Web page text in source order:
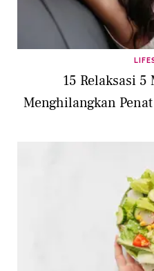
15 Relaksasi
Menghilangkan